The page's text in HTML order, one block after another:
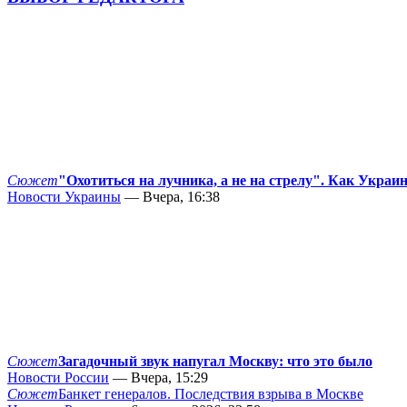
Сюжет"Охотиться на лучника, а не на стрелу". Как
Новости Украины — Вчера, 16:38
СюжетЗагадочный звук напугал Москву: что это было
Новости России — Вчера, 15:29
СюжетБанкет генералов. Последствия взрыва в Москве